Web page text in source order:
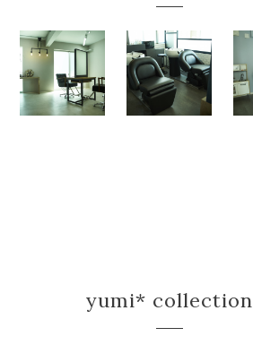
yumi* collection